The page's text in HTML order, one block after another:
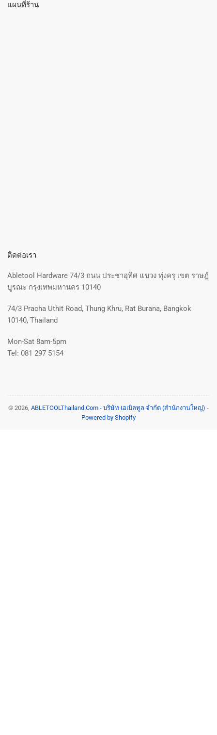
แผนที่ร้าน
ติดต่อเรา
Abletool Hardware 74/3 ถนน ประชาอุทิศ แขวง ทุ่งครุ เขต ราษฎ์
บูรณะ กรุงเทพมหานคร 10140
74/3 Pracha Uthit Road, Thung Khru, Rat Burana, Bangkok
10140, Thailand
Mon-Sat 8am-5pm
Tel: 081 297 5154
© 2026, ABLETOOLThailand.Com - บริษัท เอเบิลทูล จำกัด (สำนักงานใหญ่) -
Powered by Shopify